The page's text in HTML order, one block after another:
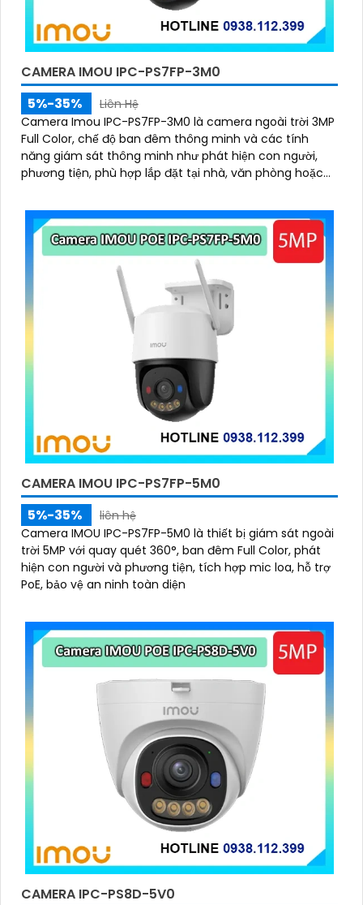
CAMERA IMOU IPC-PS7FP-3M0
5%-35%
Liên Hệ
Camera Imou IPC-PS7FP-3M0 là camera ngoài trời 3MP
Full Color, chế độ ban đêm thông minh và các tính
năng giám sát thông minh như phát hiện con người,
phương tiện, phù hợp lắp đặt tại nhà, văn phòng hoặc
CAMERA IMOU IPC-PS7FP-5M0
5%-35%
liên hệ
Camera IMOU IPC-PS7FP-5M0 là thiết bị giám sát ngoài
trời 5MP với quay quét 360°, ban đêm Full Color, phát
hiện con người và phương tiện, tích hợp mic loa, hỗ trợ
PoE, bảo vệ an ninh toàn diện
CAMERA IPC-PS8D-5V0